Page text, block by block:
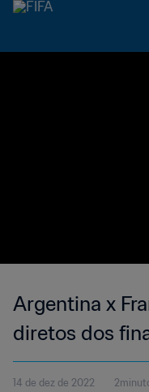
Argentina x
diretos dos
14 de dez de 2022